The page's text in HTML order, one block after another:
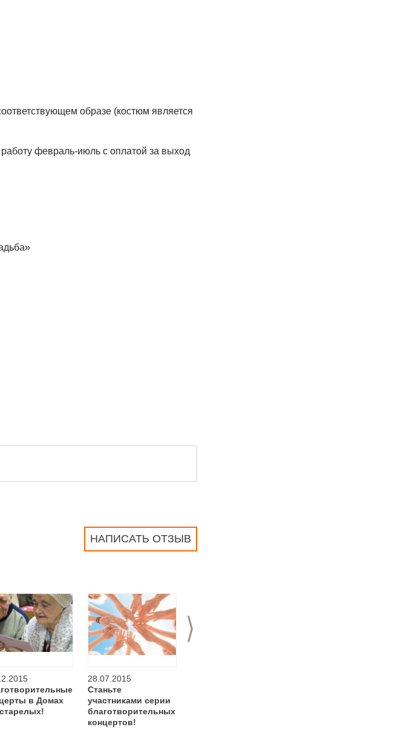
образе (костюм является
работу февраль-июль с оплатой за выход
НАПИСАТЬ ОТЗЫВ
>
в Домах
28.07.2015
Станьте
участниками серии
благотворительных
концертов!